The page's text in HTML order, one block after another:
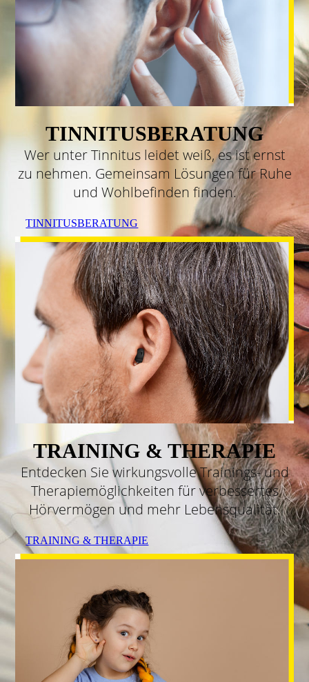
TINNITUSBERATUNG
Wer unter Tinnitus leidet weiß, es ist ernst
zu nehmen. Gemeinsam Lösungen für Ruhe
und Wohlbefinden finden.
TINNITUSBERATUNG
TRAINING & THERAPIE
Entdecken Sie wirkungsvolle Trainings- und
Therapiemöglichkeiten für verbessertes
Hörvermögen und mehr Lebensqualität.
TRAINING & THERAPIE